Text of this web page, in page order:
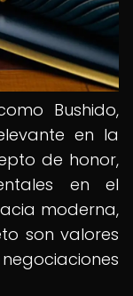
Bushido,
en la
de honor,
en el
moderna,
son valores